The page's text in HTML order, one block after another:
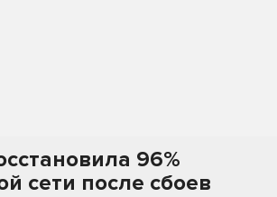
96%
сети после сбоев